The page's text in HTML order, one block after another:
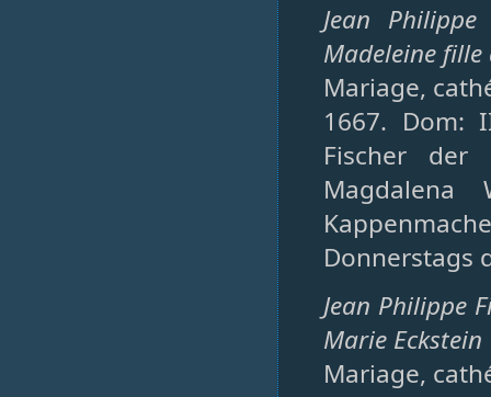
Jean
Madeleine
Mariage,
1667. Dom:
Fischer der
Magdalena
Donnerstags
Jean Philippe
Marie Eckstein
Mariage,